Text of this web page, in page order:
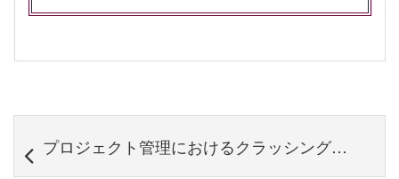
プロジェクト管理におけるクラッシングとは？ファストトラッキングとの違い